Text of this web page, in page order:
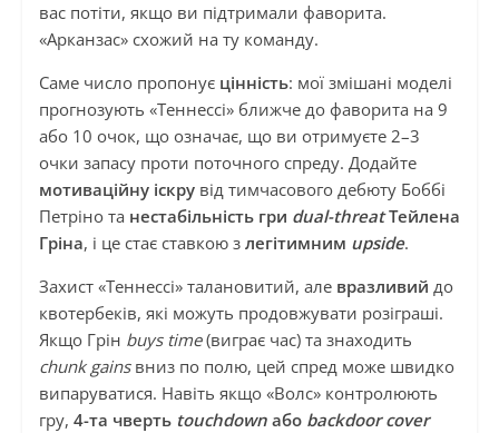
вас потіти, якщо ви підтримали фаворита.
«Арканзас» схожий на ту команду.
Саме число пропонує цінність: мої змішані моделі
прогнозують «Теннессі» ближче до фаворита на 9
або 10 очок, що означає, що ви отримуєте 2–3
очки запасу проти поточного спреду. Додайте
мотиваційну іскрувід тимчасового дебюту Боббі
Петріно та нестабільність гри dual-threatТейлена
Гріна, і це стає ставкою з легітимним upside.
Захист «Теннессі» талановитий, але вразливий до
квотербеків, які можуть продовжувати розіграші.
Якщо Грін buys time(виграє час) та знаходить
chunk gainsвниз по полю, цей спред може швидко
випаруватися. Навіть якщо «Волс» контролюють
гру, 4-та чверть touchdownабо backdoor cover